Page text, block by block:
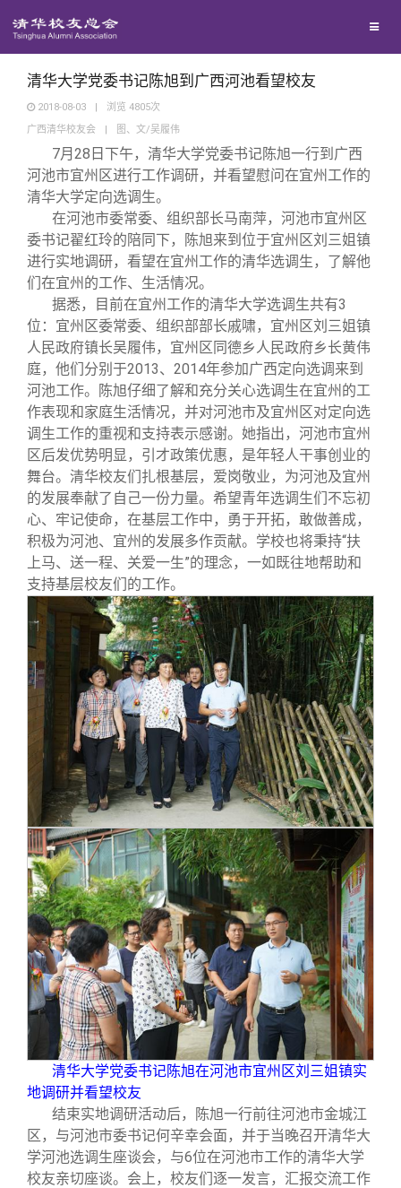
地区联络
年级联络
院系校友工作
专业委员会
兴趣群体
西南联大校友会
回馈母校
捐赠项目
捐赠新闻
捐赠纪事
捐赠方法
义工计划
媒体平台
《清华校友通讯》
《水木清华》
我要订阅
新媒体平台
百年清华
清华人物
清华故事
青春风采
校友文苑
校友讲坛
校友视界
校友服务
终身学习
信息化服务
三创大赛
实用信息
校友总会
总会简介
会长致辞
总会章程
理事会名单
制度法规
联系我们
关闭
清华大学党委书记陈旭到广西河池看望校友
2018-08-03 | 浏览 4805次
广西清华校友会
| 图、文/吴履伟
7月28日下午，清华大学党委书记陈旭一行到广西
河池市宜州区进行工作调研，并看望慰问在宜州工作的
清华大学定向选调生。
在河池市委常委、组织部长马南萍，河池市宜州区
委书记翟红玲的陪同下，陈旭来到位于宜州区刘三姐镇
进行实地调研，看望在宜州工作的清华选调生，了解他
们在宜州的工作、生活情况。
据悉，目前在宜州工作的清华大学选调生共有3
位：宜州区委常委、组织部部长戚啸，宜州区刘三姐镇
人民政府镇长吴履伟，宜州区同德乡人民政府乡长黄伟
庭，他们分别于2013、2014年参加广西定向选调来到
河池工作。陈旭仔细了解和充分关心选调生在宜州的工
作表现和家庭生活情况，并对河池市及宜州区对定向选
调生工作的重视和支持表示感谢。她指出，河池市宜州
区后发优势明显，引才政策优惠，是年轻人干事创业的
舞台。清华校友们扎根基层，爱岗敬业，为河池及宜州
的发展奉献了自己一份力量。希望青年选调生们不忘初
心、牢记使命，在基层工作中，勇于开拓，敢做善成，
积极为河池、宜州的发展多作贡献。学校也将秉持“扶
上马、送一程、关爱一生”的理念，一如既往地帮助和
支持基层校友们的工作。
清华大学党委书记陈旭在河池市宜州区刘三姐镇实
地调研并看望校友
结束实地调研活动后，陈旭一行前往河池市金城江
区，与河池市委书记何辛幸会面，并于当晚召开清华大
学河池选调生座谈会，与6位在河池市工作的清华大学
校友亲切座谈。会上，校友们逐一发言，汇报交流工作